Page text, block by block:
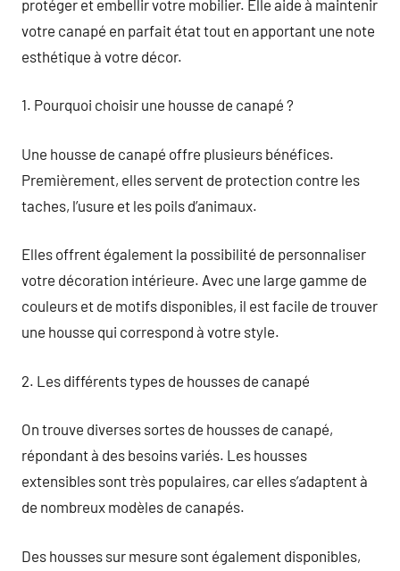
protéger et embellir votre mobilier. Elle aide à maintenir
votre canapé en parfait état tout en apportant une note
esthétique à votre décor.
1. Pourquoi choisir une housse de canapé ?
Une housse de canapé offre plusieurs bénéfices.
Premièrement, elles servent de protection contre les
taches, l’usure et les poils d’animaux.
Elles offrent également la possibilité de personnaliser
votre décoration intérieure. Avec une large gamme de
couleurs et de motifs disponibles, il est facile de trouver
une housse qui correspond à votre style.
2. Les différents types de housses de canapé
On trouve diverses sortes de housses de canapé,
répondant à des besoins variés. Les housses
extensibles sont très populaires, car elles s’adaptent à
de nombreux modèles de canapés.
Des housses sur mesure sont également disponibles,